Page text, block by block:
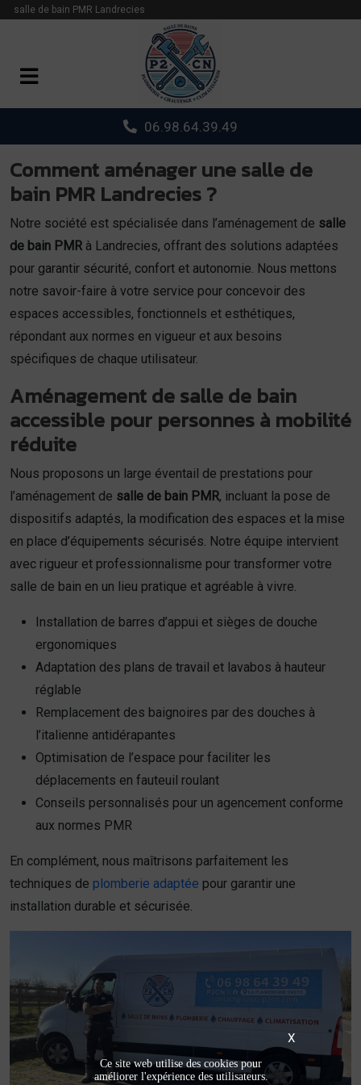
salle de bain PMR Landrecies
06.98.64.39.49
Comment aménager une salle de
bain PMR Landrecies ?
Notre société est spécialisée dans l’aménagement de salle
de bain PMR à Landrecies, offrant des solutions adaptées
pour garantir sécurité, confort et autonomie. Nous mettons
notre savoir-faire à votre service pour concevoir des
espaces accessibles, fonctionnels et esthétiques,
répondant aux normes en vigueur et aux besoins
spécifiques de chaque utilisateur.
Aménagement de salle de bain
accessible pour personnes à mobilité
réduite
Nous proposons un large éventail de prestations pour
l’aménagement de salle de bain PMR, incluant la pose de
dispositifs adaptés, la modification des espaces et la mise
en place d’équipements sécurisés. Notre équipe intervient
avec rigueur et professionnalisme pour transformer votre
salle de bain en un lieu pratique et agréable à vivre.
Installation de barres d’appui et sièges de douche
ergonomiques
Adaptation des plans de travail et lavabos à hauteur
réglable
Remplacement des baignoires par des douches à
l’italienne antidérapantes
Optimisation de l’espace pour faciliter les
déplacements en fauteuil roulant
Conseils personnalisés pour un agencement conforme
aux normes PMR
En complément, nous maîtrisons parfaitement les
techniques de plomberie adaptée pour garantir une
installation durable et sécurisée.
Panneau de gestion des cookies
X
Ce site web utilise des cookies pour
améliorer l'expérience des utilisateurs.